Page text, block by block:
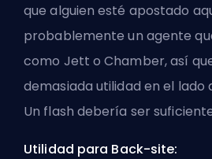
que alguien esté apostado
probablemente un agente
como Jett o Chamber, así
demasiada utilidad en el lado
Un flash debería ser
Utilidad para Back-site: